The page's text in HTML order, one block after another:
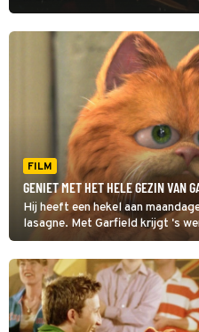
FILM
GENIET MET HET HELE GEZIN VAN
Hij heeft een hekel aan
lasagne. Met Garfield krijgt 's
eigen film.